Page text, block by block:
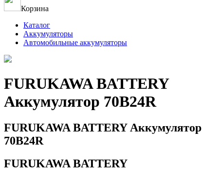
Корзина
Каталог
Аккумуляторы
Автомобильные аккумуляторы
FURUKAWA BATTERY
Аккумулятор 70B24R
FURUKAWA BATTERY Аккумулятор
70B24R
FURUKAWA BATTERY